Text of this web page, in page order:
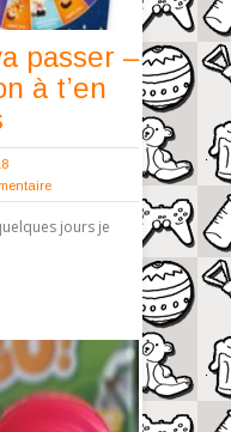
passer –
à t’en
jours je